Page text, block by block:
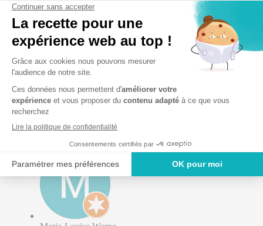
Amy Mnh
Rien a dire personnel professionnel , a l écoute, prise en
charge rapide